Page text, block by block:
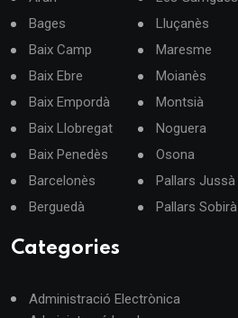
Bages
Baix Camp
Baix Ebre
Baix Empordà
Baix Llobregat
Baix Penedès
Barcelonès
Berguedà
Lluçanès
Maresme
Moianès
Montsià
Noguera
Osona
Pallars Jussà
Pallars Sobirà
Categories
Administració Electrònica